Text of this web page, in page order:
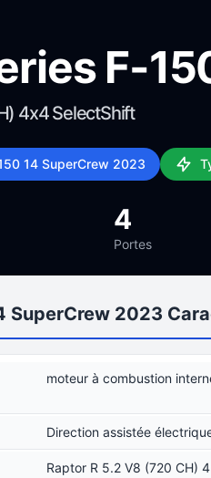
F-
4x4 SelectShift
14 SuperCrew 2023
4
Portes
SuperCrew 2023
moteur à combustion
Direction assistée
Raptor R 5.2 V8 (720 CH)